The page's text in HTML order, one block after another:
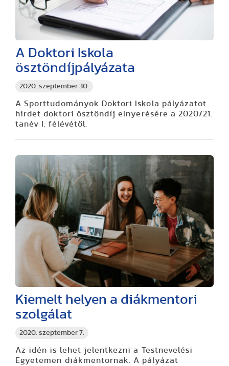
2020. szeptember 30.
A Doktori Iskola
ösztöndíjpályázata
A Sporttudományok Doktori Iskola pályázatot
hirdet doktori ösztöndíj elnyerésére a 2020/21.
tanév I. félévétől.
2020. szeptember 7.
Kiemelt helyen a diákmentori
szolgálat
Az idén is lehet jelentkezni a Testnevelési
Egyetemen diákmentornak. A pályázat